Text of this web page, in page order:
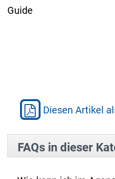
Guide
Diesen Artikel
FAQs in dieser